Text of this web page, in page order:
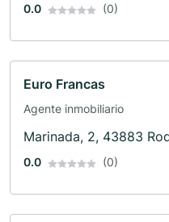
0.0 (0)
Euro Francas
Agente inmobiliario
Marinada, 2, 43883
0.0 (0)